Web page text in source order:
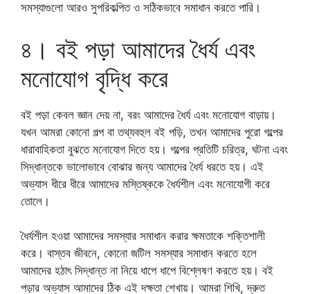
সমস্যাগুলো আরও সুপরিকল্পিত ও সঠিকভাবে সমাধান করতে পারি।
৪। বই পড়া আমাদের ধৈর্য এবং
মনোযোগ বৃদ্ধি করে
বই পড়া কেবল জ্ঞান দেয় না, বরং আমাদের ধৈর্য এবং মনোযোগ বাড়ায়।
যখন আমরা কোনো গল্প বা তথ্যবহুল বই পড়ি, তখন আমাদের পুরো গল্পের
ধারাবাহিকতা বুঝতে মনোযোগ দিতে হয়। গল্পের প্রতিটি চরিত্র, ঘটনা এবং
সিদ্ধান্তকে ভালোভাবে বোঝার জন্য আমাদের ধৈর্য ধরতে হয়। এই
অভ্যাস ধীরে ধীরে আমাদের মস্তিষ্ককে ধৈর্যশীল এবং মনোযোগী করে
তোলে।
ধৈর্যশীল হওয়া আমাদের সমস্যার সমাধান করার ক্ষমতাকে শক্তিশালী
করে। বাস্তব জীবনে, কোনো জটিল সমস্যার সমাধান করতে হলে
আমাদের হঠাৎ সিদ্ধান্ত না নিয়ে ধাপে ধাপে বিশ্লেষণ করতে হয়। বই
পড়ার অভ্যাস আমাদের ঠিক এই দক্ষতা শেখায়। আমরা শিখি, দ্রুত